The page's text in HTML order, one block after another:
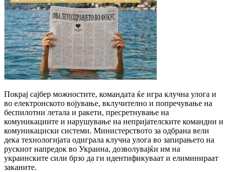
Покрај сајбер можностите, командата ќе игра клучна улога и
во електронското војување, вклучително и попречување на
беспилотни летала и ракети, пресретнување на
комуникациите и нарушување на непријателските командни и
комуникациски системи. Министерството за одбрана вели
дека технологијата одиграла клучна улога во запирањето на
рускиот напредок во Украина, дозволувајќи им на
украинските сили брзо да ги идентификуваат и елиминираат
заканите.